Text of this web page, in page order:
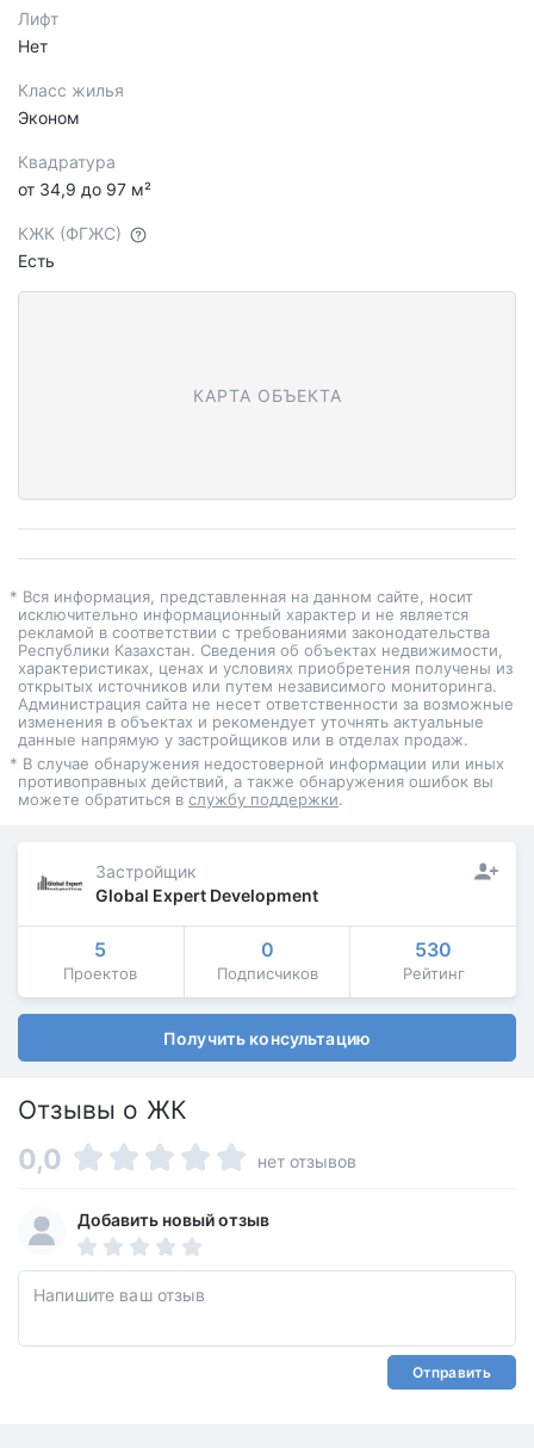
Лифт
Нет
Класс жилья
Эконом
Квадратура
от 34,9 до 97 м²
КЖК (ФГЖС)
Есть
КАРТА ОБЪЕКТА
* Вся информация, представленная на данном сайте, носит
исключительно информационный характер и не является
рекламой в соответствии с требованиями законодательства
Республики Казахстан. Сведения об объектах недвижимости,
характеристиках, ценах и условиях приобретения получены из
открытых источников или путем независимого мониторинга.
Администрация сайта не несет ответственности за возможные
изменения в объектах и рекомендует уточнять актуальные
данные напрямую у застройщиков или в отделах продаж.
* В случае обнаружения недостоверной информации или иных
противоправных действий, а также обнаружения ошибок вы
можете обратиться в службу поддержки.
Застройщик
Global Expert Development
5
Проектов
0
Подписчиков
530
Рейтинг
Получить консультацию
Отзывы о ЖК
0,0 нет отзывов
Добавить новый отзыв
Отправить